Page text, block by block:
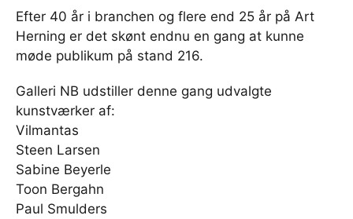
Efter 40 år i branchen og flere end 25 år på Art
Herning er det skønt endnu en gang at kunne
møde publikum på stand 216.
Galleri NB udstiller denne gang udvalgte
kunstværker af:
Vilmantas
Steen Larsen
Sabine Beyerle
Toon Bergahn
Paul Smulders